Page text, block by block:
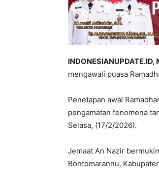
INDONESIANUPDATE.ID,
mengawali puasa
Penetapan awal
pengamatan fenomena
Selasa, (17/2/2026).
Jemaat An Nazir
Bontomarannu,